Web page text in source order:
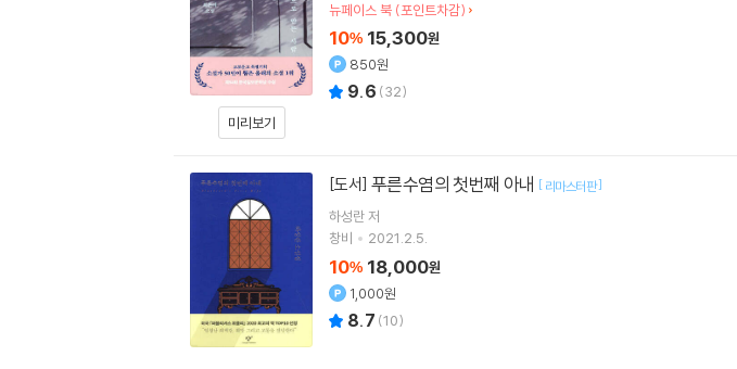
미리보기
뉴페이스 북 (포인트차감)
10% 15,300원
850원
9.6 (32)
[도서] 푸른수염의 첫번째 아내 [ 리마스터판]
하성란저
창비
2021.2.5.
10% 18,000원
1,000원
8.7 (10)